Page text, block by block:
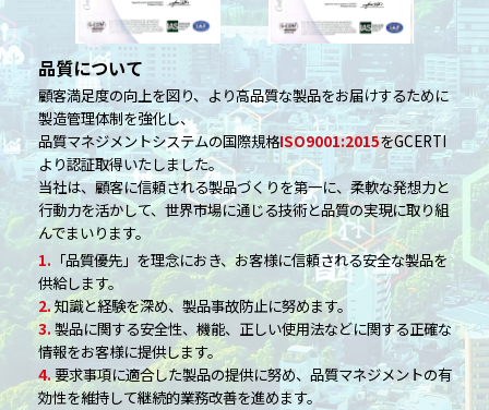
品質について
顧客満足度の向上を図り、より高品質な製品をお届けするために
製造管理体制を強化し、
品質マネジメントシステムの国際規格ISO9001:2015をGCERTI
より認証取得いたしました。
当社は、顧客に信頼される製品づくりを第一に、柔軟な発想力と
行動力を活かして、世界市場に通じる技術と品質の実現に取り組
んでまいります。
1. 「品質優先」を理念におき、お客様に信頼される安全な製品を
供給します。
2.知識と経験を深め、製品事故防止に努めます。
3. 製品に関する安全性、機能、正しい使用法などに関する正確な
情報をお客様に提供します。
4.要求事項に適合した製品の提供に努め、品質マネジメントの有
効性を維持して継続的業務改善を進めます。